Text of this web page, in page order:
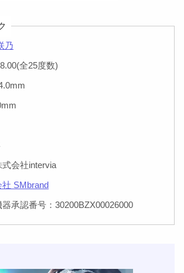
乃
全25度数)
会社intervia
社 SMbrand
承認番号：30200BZX00026000